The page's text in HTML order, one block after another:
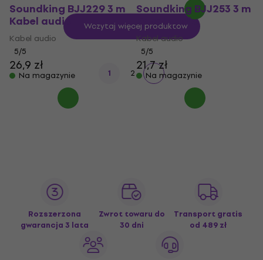
Soundking BJJ229 3 m
Kabel audio
Kabel audio
5/5
26,9 zł
Na magazynie
Soundking BJJ253 3 m
Kabel audio
Kabel audio
5/5
21,7 zł
Na magazynie
Wczytaj więcej produktów
1 2
Rozszerzona
gwarancja 3 lata
Zwrot towaru do
30 dni
Transport gratis
od 489 zł